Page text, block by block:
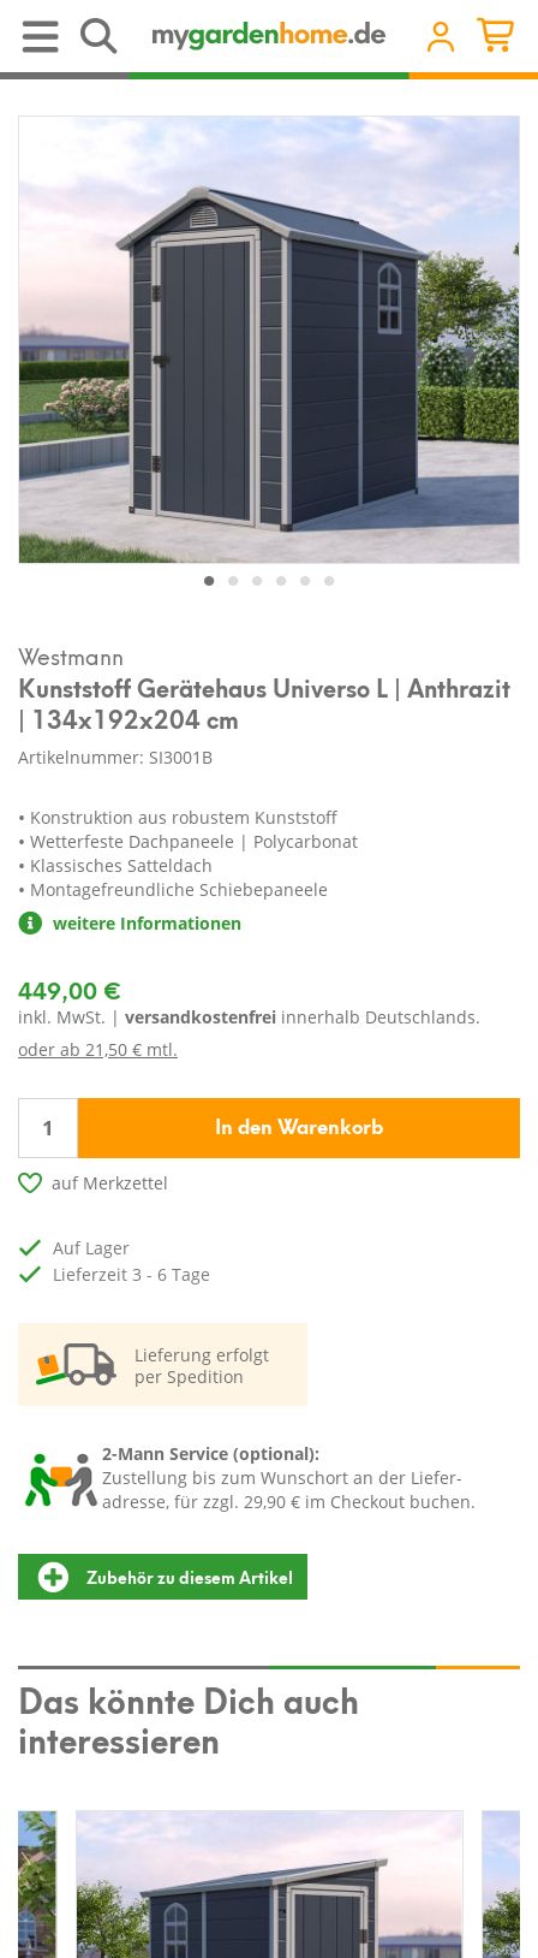
Westmann
Kunststoff Gerätehaus Universo L | Anthrazit
| 134x192x204 cm
Artikelnummer: SI3001B
Konstruktion aus robustem Kunststoff
Wetterfeste Dachpaneele | Polycarbonat
Klassisches Satteldach
Montagefreundliche Schiebepaneele
weitere Informationen
449,00 €
inkl. MwSt. | versandkostenfrei innerhalb Deutschlands.
oder ab 21,50 € mtl.
In den Warenkorb
auf Merkzettel
auf Lager
Lieferzeit 3 - 6 Tage
Lieferung erfolgt
per Spedition
2-Mann Service (optional):
Zustellung bis zum Wunschort an der Liefer-
adresse, für zzgl. 29,90 € im Checkout buchen.
Zubehör zu diesem Artikel
Das könnte Dich auch
interessieren